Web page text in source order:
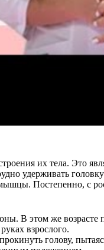
их тела. Это
удерживать головку
Постепенно, с
В этом же возрасте
взрослого.
голову,